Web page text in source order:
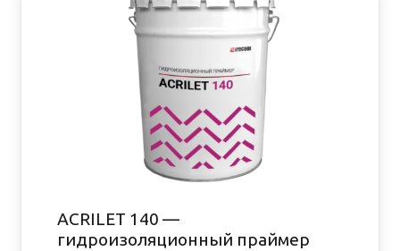
ACRILET 140 —
гидроизоляционный праймер